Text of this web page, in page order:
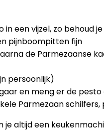
in een vijzel, zo behoud
pijnboompitten fijn
de Parmezaanse
persoonlijk)
en meng er de pesto
Parmezaan
je altijd een